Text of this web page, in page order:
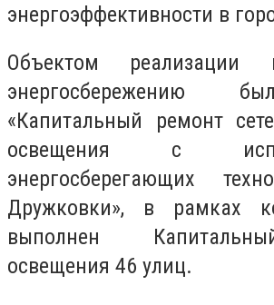
энергоэффективности в
Объектом реализации
энергосбережению
«Капитальный ремонт
освещения с
энергосберегающих
Дружковки», в рамках
выполнен
освещения 46 улиц.